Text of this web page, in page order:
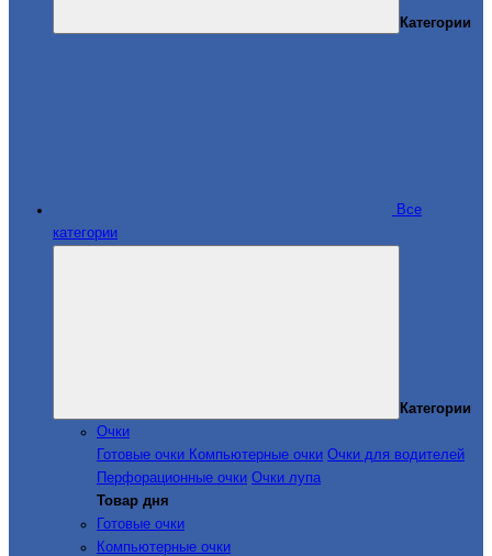
Категории
Все
категории
Категории
Очки
Готовые очки Компьютерные очки Очки для водителей
Перфорационные очки Очки лупа
Товар дня
Готовые очки
Компьютерные очки